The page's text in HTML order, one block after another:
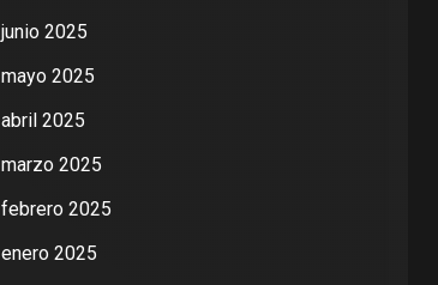
junio 2025
mayo 2025
abril 2025
marzo 2025
febrero 2025
enero 2025